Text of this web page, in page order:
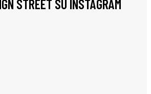
STREET SU INSTAGRAM